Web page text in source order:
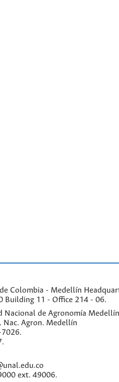
Colombia - Medellín
Building 11 - Office 214 - 06.
Nacional de Agronomía Medellín
Nac. Agron. Medellín
ext. 49006.